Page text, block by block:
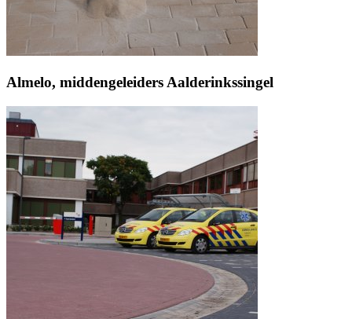
Almelo, middengeleiders Aalderinkssingel